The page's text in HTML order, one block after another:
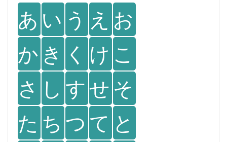
あ い う え お
か き く け こ
さ し すせ そ
た ち つ て と